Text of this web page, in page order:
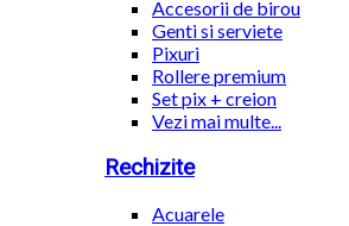
Accesorii de birou
Genti si serviete
Pixuri
Rollere premium
Set pix + creion
Vezi mai multe...
Rechizite
Acuarele